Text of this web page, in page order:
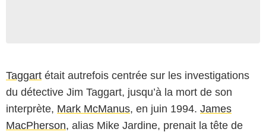
Taggart était autrefois centrée sur les investigations
du détective Jim Taggart, jusqu’à la mort de son
interprète, Mark McManus, en juin 1994. James
MacPherson, alias Mike Jardine, prenait la tête de